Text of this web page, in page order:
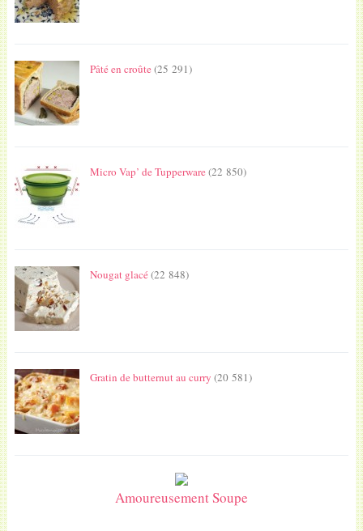
Pâté en croûte(25 291)
Micro Vap’ de Tupperware(22 850)
Nougat glacé(22 848)
Gratin de butternut au curry (20 581)
Amoureusement Soupe